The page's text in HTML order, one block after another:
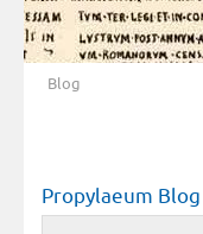
Blog
Propylaeum Blog